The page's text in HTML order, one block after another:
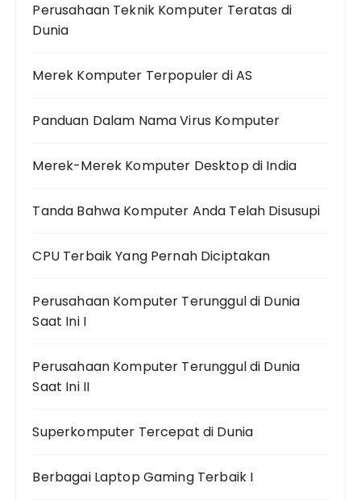
Perusahaan Teknik Komputer Teratas di
Dunia
Merek Komputer Terpopuler di AS
Panduan Dalam Nama Virus Komputer
Merek-Merek Komputer Desktop di India
Tanda Bahwa Komputer Anda Telah Disusupi
CPU Terbaik Yang Pernah Diciptakan
Perusahaan Komputer Terunggul di Dunia
Saat Ini I
Perusahaan Komputer Terunggul di Dunia
Saat Ini II
Superkomputer Tercepat di Dunia
Berbagai Laptop Gaming Terbaik I